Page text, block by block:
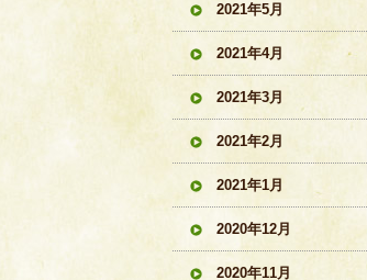
2021年5月
2021年4月
2021年3月
2021年2月
2021年1月
2020年12月
2020年11月